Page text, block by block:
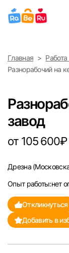
Найти
Выберите
Санкт-Петербург
Саратов
Казань
Главная
Разнорабочий на
завод
от 105 600₽
Дрезна
Опыт работы:нет
Откликнуться
Добавить в